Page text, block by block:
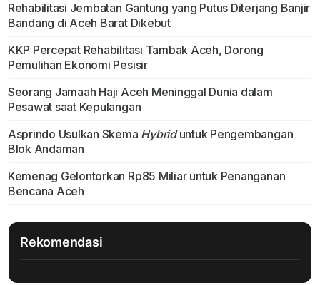
Rehabilitasi Jembatan Gantung yang Putus Diterjang Banjir
Bandang di Aceh Barat Dikebut
KKP Percepat Rehabilitasi Tambak Aceh, Dorong
Pemulihan Ekonomi Pesisir
Seorang Jamaah Haji Aceh Meninggal Dunia dalam
Pesawat saat Kepulangan
Asprindo Usulkan Skema Hybriduntuk Pengembangan
Blok Andaman
Kemenag Gelontorkan Rp85 Miliar untuk Penanganan
Bencana Aceh
Rekomendasi